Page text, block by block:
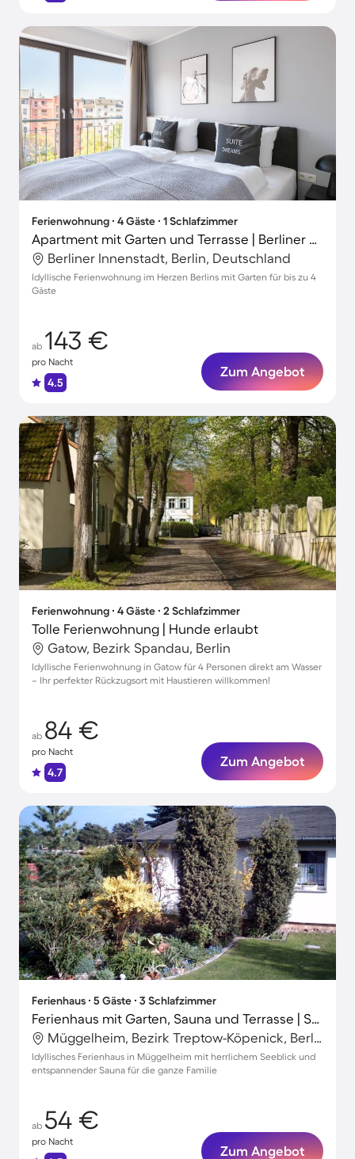
Ferienwohnung ∙ 4 Gäste ∙ 1 Schlafzimmer
Apartment mit Garten und Terrasse | Berliner Dom in der Nähe | Ideal für Homeoffice
Berliner Innenstadt, Berlin, Deutschland
Idyllische Ferienwohnung im Herzen Berlins mit Garten für bis zu 4
Gäste
ab 143 €
pro Nacht
4.5
Zum Angebot
Ferienwohnung ∙ 4 Gäste ∙ 2 Schlafzimmer
Tolle Ferienwohnung | Hunde erlaubt
Gatow, Bezirk Spandau, Berlin
Idyllische Ferienwohnung in Gatow für 4 Personen direkt am Wasser
– Ihr perfekter Rückzugsort mit Haustieren willkommen!
ab 84 €
pro Nacht
4.7
Zum Angebot
Ferienhaus ∙ 5 Gäste ∙ 3 Schlafzimmer
Ferienhaus mit Garten, Sauna und Terrasse | Seeblick
Müggelheim, Bezirk Treptow-Köpenick, Berlin
Idyllisches Ferienhaus in Müggelheim mit herrlichem Seeblick und
entspannender Sauna für die ganze Familie
ab 54 €
pro Nacht
Zum Angebot